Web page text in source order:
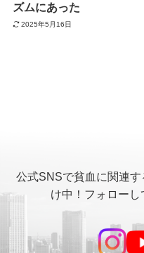
ズムにあった
2025年5月16日
公式SNSで貧血に関連
け中！フォローし